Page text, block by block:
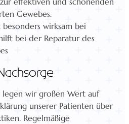
Gewebes.
besonders wirksam bei
bei der Reparatur des
wir großen Wert auf
unserer Patienten über
Regelmäßige